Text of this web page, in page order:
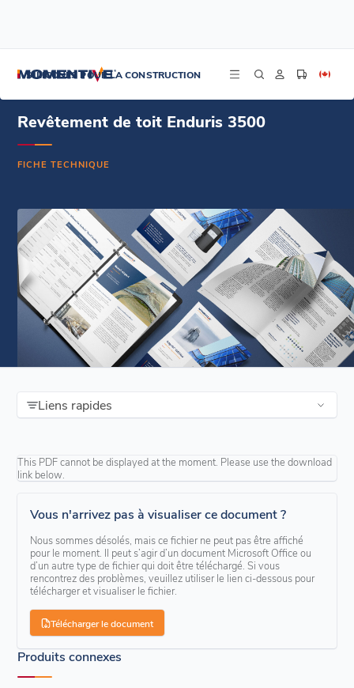
SILICONES POUR LA CONSTRUCTION
Revêtement de toiture Enduris 3500 - Fiche technique - Anglais
Revêtement de toit Enduris 3500
FICHE TECHNIQUE
Liens rapides
This PDF cannot be displayed at the moment. Please use the download
link below.
Vous n'arrivez pas à visualiser ce document ?
Nous sommes désolés, mais ce fichier ne peut pas être affiché
pour le moment. Il peut s’agir d’un document Microsoft Office ou
d’un autre type de fichier qui doit être téléchargé. Si vous
rencontrez des problèmes, veuillez utiliser le lien ci-dessous pour
télécharger et visualiser le fichier.
Télécharger le document
Produits connexes